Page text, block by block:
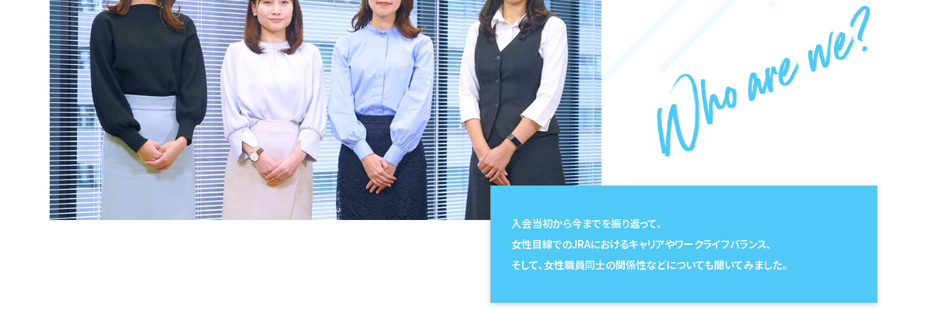
入会当初から今までを振り返って、
女性目線でのJRAにおけるキャリアやワークライフバランス、
そして、女性職員同士の関係性などについても聞いてみました。